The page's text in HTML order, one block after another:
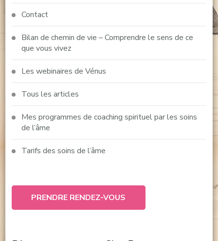
Contact
Bilan de chemin de vie – Comprendre le sens de ce
que vous vivez
Les webinaires de Vénus
Tous les articles
Mes programmes de coaching spirituel par les soins
de l’âme
Tarifs des soins de l’âme
PRENDRE RENDEZ-VOUS